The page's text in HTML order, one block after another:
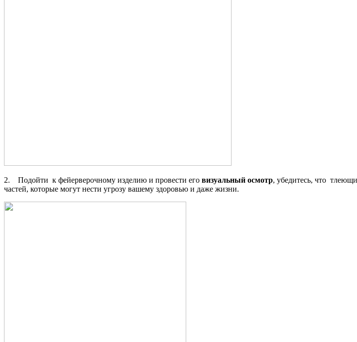
2. Подойти к фейерверочному изделию и провести его визуальный осмотр, убедитесь, что
частей, которые могут нести угрозу вашему здоровью и даже жизни.